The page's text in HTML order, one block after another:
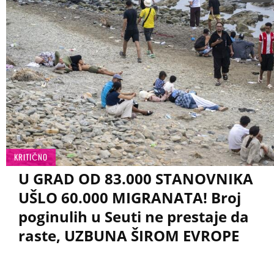
KRITIČNO
U GRAD OD 83.000 STANOVNIKA
UŠLO 60.000 MIGRANATA! Broj
poginulih u Seuti ne prestaje da
raste, UZBUNA ŠIROM EVROPE